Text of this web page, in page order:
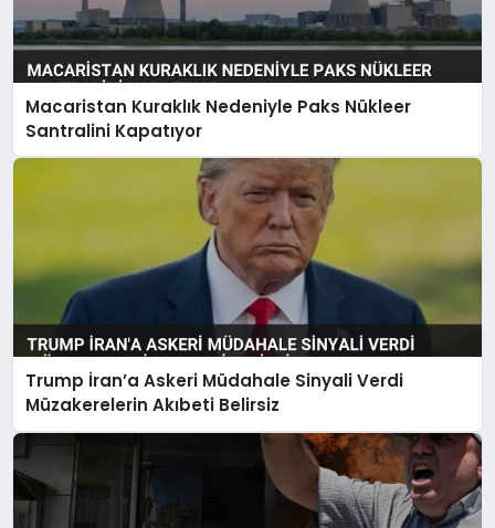
Macaristan Kuraklık Nedeniyle Paks Nükleer
Santralini Kapatıyor
Trump İran’a Askeri Müdahale Sinyali Verdi
Müzakerelerin Akıbeti Belirsiz